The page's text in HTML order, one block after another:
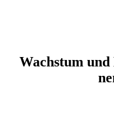
Wachs­tum